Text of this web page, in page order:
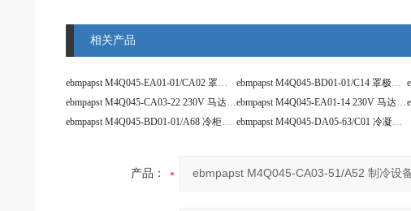
相关产品
ebmpapst M4Q045-EA01-01/CA02 罩极电机 ebmpapst M4Q045-BD01-01/C14 罩极马达
ebmpapst M4Q045-CA03-22 230V 马达电机
ebmpapst M4Q045-EA01-14 230V 马达电机
ebmpapst M4Q045-BD01-01/A68 冷柜马达电机
ebmpapst M4Q045-DA05-63/C01 冷凝器电机
产品：